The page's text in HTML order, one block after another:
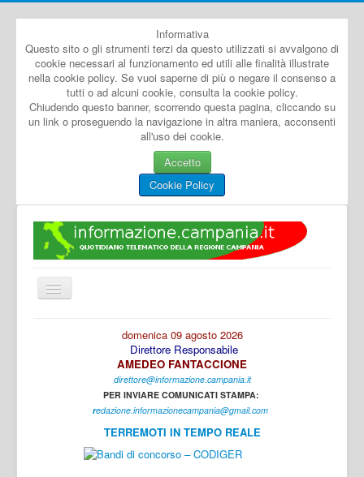
Informativa
Questo sito o gli strumenti terzi da questo utilizzati si avvalgono di
cookie necessari al funzionamento ed utili alle finalità illustrate
nella cookie policy. Se vuoi saperne di più o negare il consenso a
tutti o ad alcuni cookie, consulta la cookie policy.
Chiudendo questo banner, scorrendo questa pagina, cliccando su
un link o proseguendo la navigazione in altra maniera, acconsenti
all'uso dei cookie.
Accetto
Cookie Policy
Cambia
navigazione
domenica 09 agosto 2026
Direttore Responsabile
AMEDEO FANTACCIONE
direttore@informazione.campania.it
PER INVIARE COMUNICATI STAMPA:
redazione.informazionecampania@gmail.com
TERREMOTI IN TEMPO REALE